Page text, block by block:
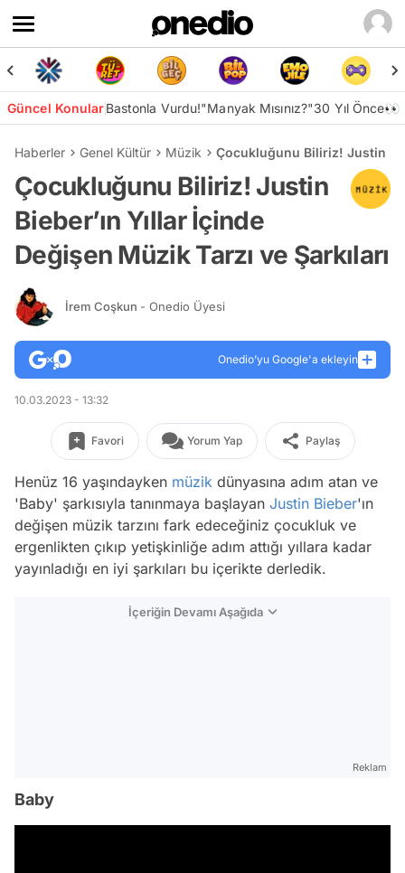
Güncel KonularBastonla Vurdu!"Manyak Mısınız?"30 Yıl Önce👀
Haberler Genel Kültür Müzik Çocukluğunu Biliriz! Justin
Çocukluğunu Biliriz! Justin
Bieber’ın Yıllar İçinde
Değişen Müzik Tarzı ve Şarkıları
İrem Coşkun - Onedio Üyesi
Onedio’yu Google'a ekleyin
10.03.2023 - 13:32
Favori Yorum Yap Paylaş
Henüz 16 yaşındayken müzik dünyasına adım atan ve
'Baby' şarkısıyla tanınmaya başlayan Justin Bieber'ın
değişen müzik tarzını fark edeceğiniz çocukluk ve
ergenlikten çıkıp yetişkinliğe adım attığı yıllara kadar
yayınladığı en iyi şarkıları bu içerikte derledik.
İçeriğin Devamı Aşağıda
Reklam
Baby